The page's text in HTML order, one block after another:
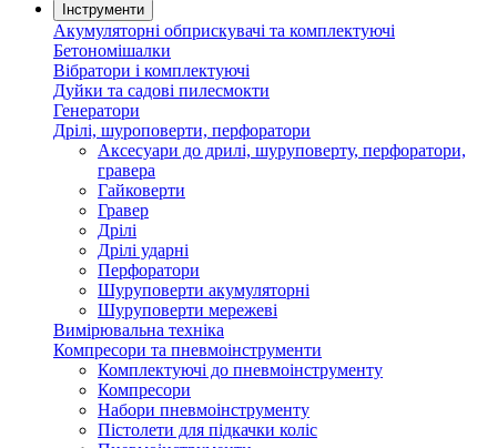
Інструменти
Акумуляторні обприскувачі та комплектуючі
Бетономішалки
Вібратори і комплектуючі
Дуйки та садові пилесмокти
Генератори
Дрілі, шуроповерти, перфоратори
Аксесуари до дрилі, шуруповерту, перфоратори,
гравера
Гайковерти
Гравер
Дрілі
Дрілі ударні
Перфоратори
Шуруповерти акумуляторні
Шуруповерти мережеві
Вимірювальна техніка
Компресори та пневмоінструменти
Комплектуючі до пневмоінструменту
Компресори
Набори пневмоінструменту
Пістолети для підкачки коліс